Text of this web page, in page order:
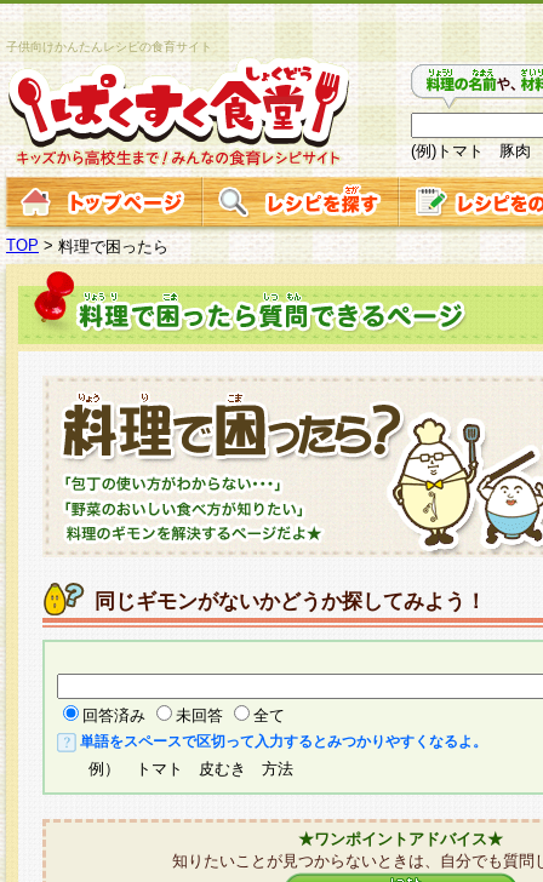
子供向けかんたんレシピの食育サイト
(例)トマト 豚肉
TOP >料理で困ったら
同じギモンがないかどうか探してみよう！
回答済み 未回答 全て
単語をスペースで区切って入力するとみつかりやすくなるよ。
例） トマト 皮むき 方法
★ワンポイントアドバイス★
知りたいことが見つからないときは、自分でも質問